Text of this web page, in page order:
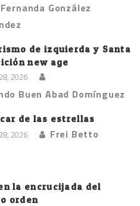
González
de izquierda y Santa
new age
2026
Buen Abad Domínguez
de las estrellas
2026 Frei Betto
la encrucijada del
orden